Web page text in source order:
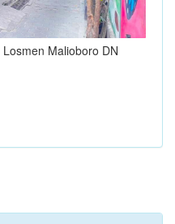
Malioboro DN